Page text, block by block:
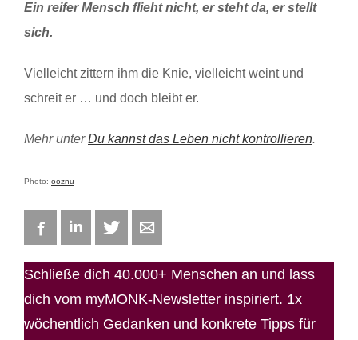
Ein reifer Mensch flieht nicht, er steht da, er stellt
sich.
Vielleicht zittern ihm die Knie, vielleicht weint und
schreit er … und doch bleibt er.
Mehr unterDu kannst das Leben nicht kontrollieren.
Photo: ooznu
FacebookLinkedIn Twitter
Schließe dich 40.000+ Menschen an und lass
dich vom myMONK-Newsletter inspiriert. 1x
wöchentlich Gedanken und konkrete Tipps für